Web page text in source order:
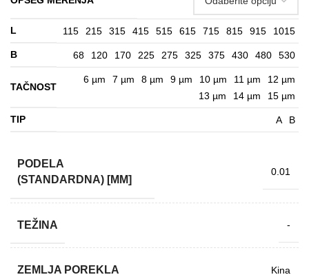
L 115 215 315 415 515 615 715 815 915 1015
B 68 120 170 225 275 325 375 430 480 530
TAČNOST
6 µm 7 µm 8 µm 9 µm 10 µm 11 µm
12 µm
13 µm
14 µm 15 µm
TIP A B
PODELA
(STANDARDNA) [MM]
0.01
TEŽINA -
ZEMLJA POREKLA Kina